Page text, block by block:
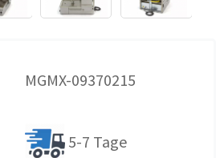
MGMX-09370215
5-7 Tage